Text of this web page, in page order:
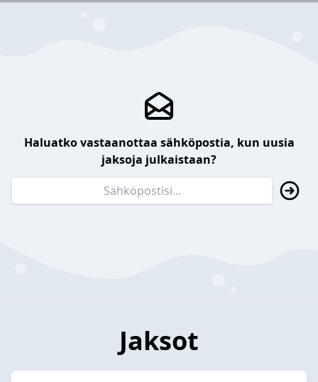
Haluatko vastaanottaa sähköpostia, kun uusia
jaksoja julkaistaan?
Jaksot